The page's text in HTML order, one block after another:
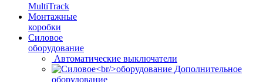
MultiTrack
Монтажные
коробки
Силовое
оборудование
Автоматические выключатели
Дополнительное
оборудование